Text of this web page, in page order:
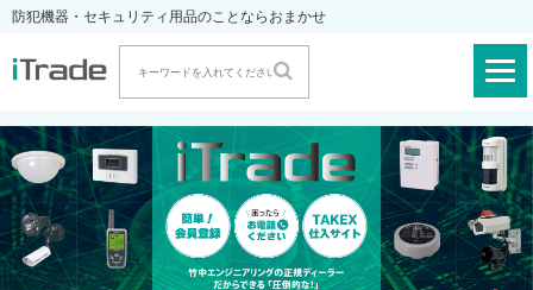
防犯機器・セキュリティ用品のことならおまかせ